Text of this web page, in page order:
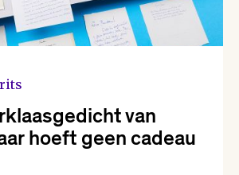
van
hoeft geen cadeau